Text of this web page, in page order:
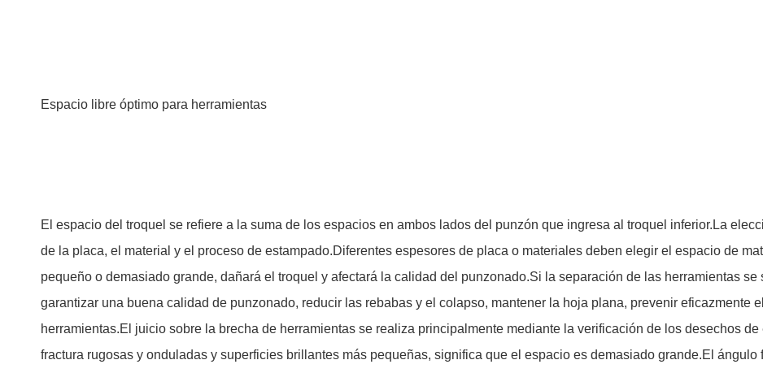
Espacio libre óptimo para herramientas
El espacio del troquel se refiere a la suma de los espacios en ambos lados del punzón que ingresa al troquel inferior.La
de la placa, el material y el proceso de estampado.Diferentes espesores de placa o materiales deben elegir el espacio de
pequeño o demasiado grande, dañará el troquel y afectará la calidad del punzonado.Si la separación de las herramientas
garantizar una buena calidad de punzonado, reducir las rebabas y el colapso, mantener la hoja plana, prevenir eficazmente
herramientas.El juicio sobre la brecha de herramientas se realiza principalmente mediante la verificación de los desechos
fractura rugosas y onduladas y superficies brillantes más pequeñas, significa que el espacio es demasiado grande.El